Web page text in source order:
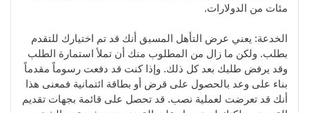
مئات من الدولارات.
الخدعة: يعني عرض التأهل المسبق أنك قد تم اختيارك للتقدم
بطلب. ولكن ما زال من المطلوب منك أن تملأ استمارة الطلب
وقد يرفض طلبك بعد كل ذلك. وإذا كنت قد دفعت رسوماً مقدماً
بناء على وعد بالحصول على قرض أو بطاقة ائتمانية فمعنى هذا
أنك قد تعرضت لعملية نصب. قد تحصل على قائمة بجهات تقديم